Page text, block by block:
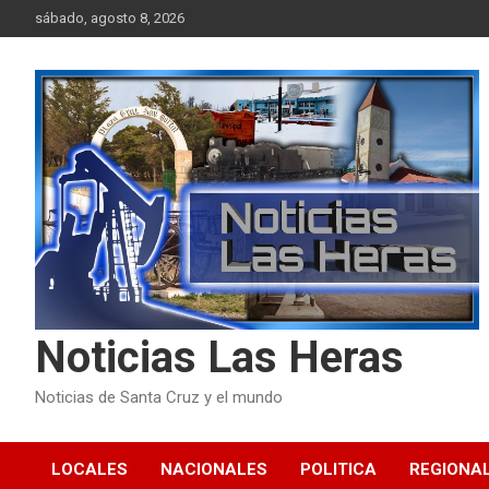
to
sábado, agosto 8, 2026
Noticias Las Heras
Noticias de Santa Cruz y el mundo
LOCALES NACIONALES POLITICA